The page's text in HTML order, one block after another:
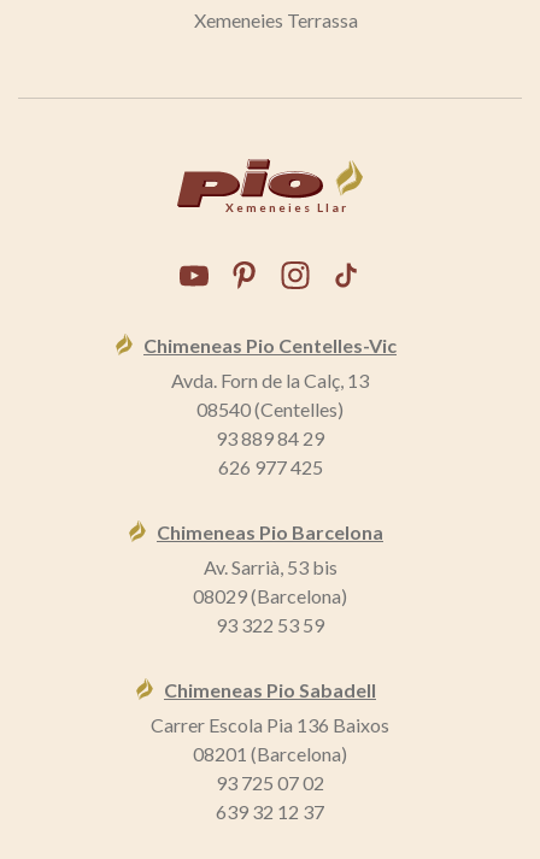
Xemeneies Terrassa
Xemeneies Llar
Chimeneas Pio Centelles-Vic
Avda. Forn de la Calç, 13
08540 (Centelles)
93 889 84 29
626 977 425
Chimeneas Pio Barcelona
Av. Sarrià, 53 bis
08029 (Barcelona)
93 322 53 59
Chimeneas Pio Sabadell
Carrer Escola Pia 136 Baixos
08201 (Barcelona)
93 725 07 02
639 32 12 37